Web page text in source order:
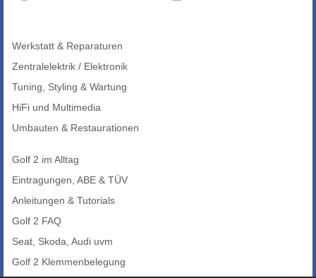
Werkstatt & Reparaturen
Zentralelektrik / Elektronik
Tuning, Styling & Wartung
HiFi und Multimedia
Umbauten & Restaurationen
Golf 2 im Alltag
Eintragungen, ABE & TÜV
Anleitungen & Tutorials
Golf 2 FAQ
Seat, Skoda, Audi uvm
Golf 2 Klemmenbelegung